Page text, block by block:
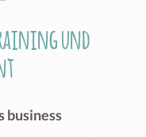
und
business